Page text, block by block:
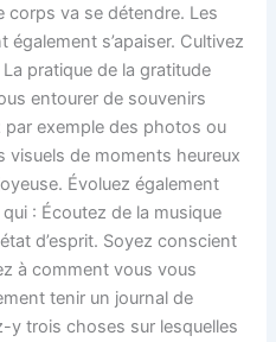
corps va se détendre. Les
s’apaiser. Cultivez
pratique de la gratitude
entourer de souvenirs
exemple des photos ou
visuels de moments heureux
Évoluez également
: Écoutez de la musique
d’esprit. Soyez conscient
à comment vous vous
tenir un journal de
y trois choses sur lesquelles